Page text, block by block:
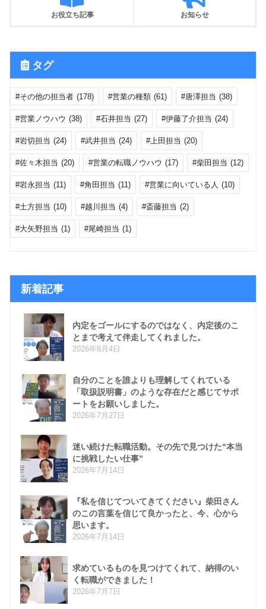
お役立ち記事 お知らせ
タグ
その他の担当者 (178) 営業の種類 (61) 唐澤担当 (38)
営業ノウハウ (38) 石井担当 (27) 伊藤了介担当 (24)
岩切担当 (24) 武井担当 (24) 上田担当 (20)
佐々木担当 (20) 営業の転職ノウハウ (17) 柴田担当 (12)
岩永担当 (11) 角田担当 (11) 営業に向いている人 (10)
土方担当 (10) 越川担当 (4) 斎藤担当 (2)
大矢野担当 (1) 尾崎担当 (1)
新着記事
内定をゴールにするのではなく、内定後のこ
とまで考えて伴走してくれました。
2026年8月4日
自分のことを誰よりも理解してくれている
「取扱説明書」のような存在だと感じてサポ
ートをお願いしました。
2026年7月27日
迷い続けた転職活動。その先で見つけた“本当
に挑戦したい仕事”
2026年7月14日
『私を信じてついてきてください』柴田さん
のこの言葉を信じて良かったと、今、心から
思います。
2026年7月14日
求めているものを見つけてくれて、納得のい
く転職ができました！
2026年7月7日